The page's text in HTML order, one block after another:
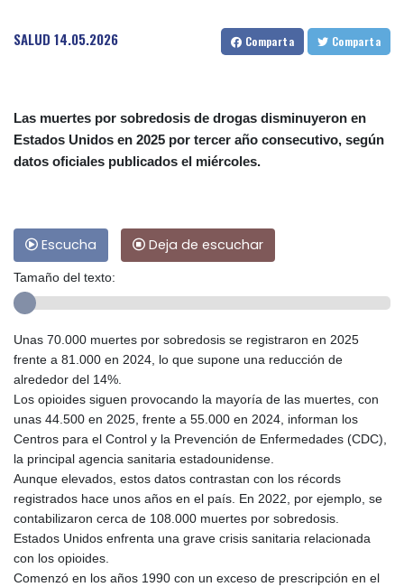
SALUD 14.05.2026 Comparta Comparta
Las muertes por sobredosis de drogas disminuyeron en
Estados Unidos en 2025 por tercer año consecutivo, según
datos oficiales publicados el miércoles.
Escucha Deja de escuchar
Tamaño del texto:
Unas 70.000 muertes por sobredosis se registraron en 2025
frente a 81.000 en 2024, lo que supone una reducción de
alrededor del 14%.
Los opioides siguen provocando la mayoría de las muertes, con
unas 44.500 en 2025, frente a 55.000 en 2024, informan los
Centros para el Control y la Prevención de Enfermedades (CDC),
la principal agencia sanitaria estadounidense.
Aunque elevados, estos datos contrastan con los récords
registrados hace unos años en el país. En 2022, por ejemplo, se
contabilizaron cerca de 108.000 muertes por sobredosis.
Estados Unidos enfrenta una grave crisis sanitaria relacionada
con los opioides.
Comenzó en los años 1990 con un exceso de prescripción en el